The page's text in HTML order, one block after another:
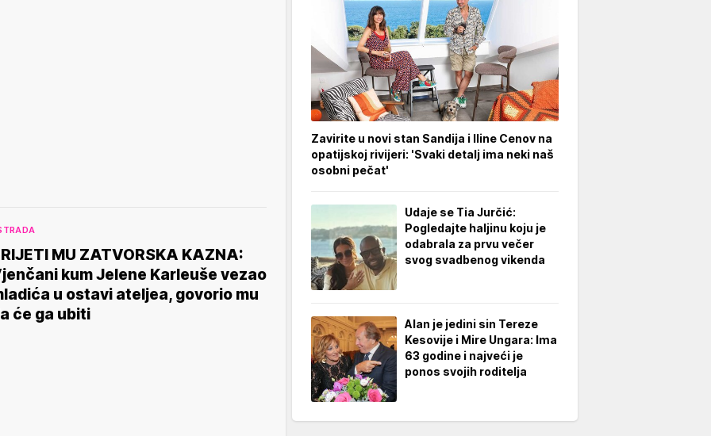
MU ZATVORSKA KAZNA:
kum Jelene Karleuše vezao
u ostavi ateljea, govorio mu
će ga ubiti
Zavirite u novi stan Sandija i Iline Cenov na
opatijskoj rivijeri: 'Svaki detalj ima neki naš
osobni pečat'
Udaje se Tia Jurčić:
Pogledajte haljinu koju je
odabrala za prvu večer
svog svadbenog vikenda
Alan je jedini sin Tereze
Kesovije i Mire Ungara: Ima
63 godine i najveći je
ponos svojih roditelja